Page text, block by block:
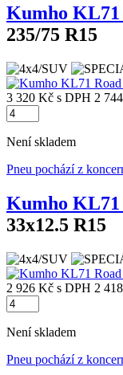
Kumho KL71
235/75 R15
3 320 Kč s DPH 2
Není skladem
Pneu pochází z
Kumho KL71
33x12.5 R15
2 926 Kč s DPH 2
Není skladem
Pneu pochází z